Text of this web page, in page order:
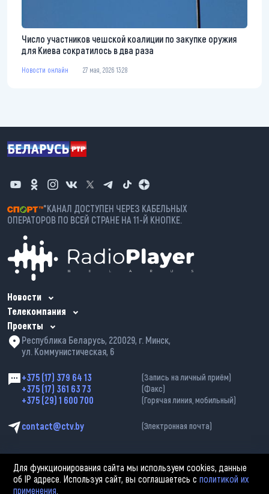
Число участников чешской коалиции по закупке оружия
для Киева сократилось в два раза
Новости онлайн 27 мая, 2026 13:28
*КАНАЛ ДОСТУПЕН ЧЕРЕЗ КАБЕЛЬНЫХ
ОПЕРАТОРОВ ПО ВСЕЙ СТРАНЕ НА 11-Й КНОПКЕ.
Новости
Телекомпания
Проекты
Республика Беларусь, 220029, г. Минск,
ул. Коммунистическая, 6
+375 (17) 379 64 13 (Запись на личный приём)
+375 (17) 361 63 73 (Факс)
+375 (29) 1 600 700 (Горячая линия, мобильный)
contact@ctv.by (Электронная почта)
Для функционирования сайта мы используем cookies, данные
об IP адресе. Используя сайт, вы соглашаетесь сполитикой их
применения.